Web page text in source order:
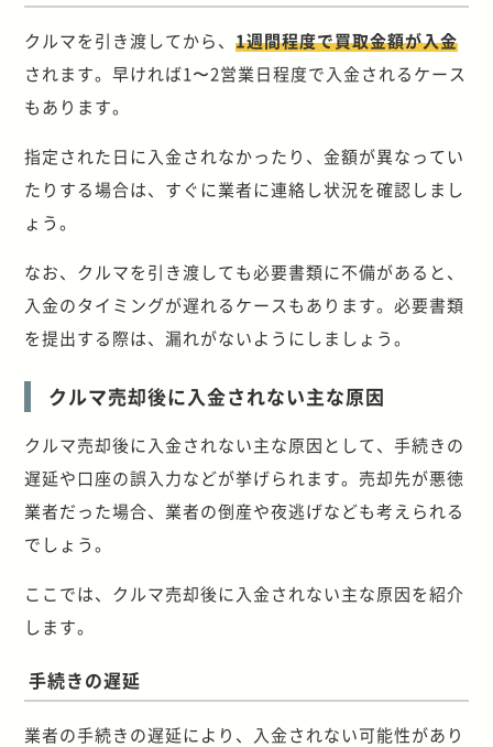
クルマを引き渡してから、1週間程度で買取金額が入金
されます。早ければ1〜2営業日程度で入金されるケース
もあります。
指定された日に入金されなかったり、金額が異なってい
たりする場合は、すぐに業者に連絡し状況を確認しまし
ょう。
なお、クルマを引き渡しても必要書類に不備があると、
入金のタイミングが遅れるケースもあります。必要書類
を提出する際は、漏れがないようにしましょう。
クルマ売却後に入金されない主な原因
クルマ売却後に入金されない主な原因として、手続きの
遅延や口座の誤入力などが挙げられます。売却先が悪徳
業者だった場合、業者の倒産や夜逃げなども考えられる
でしょう。
ここでは、クルマ売却後に入金されない主な原因を紹介
します。
手続きの遅延
業者の手続きの遅延により、入金されない可能性があり